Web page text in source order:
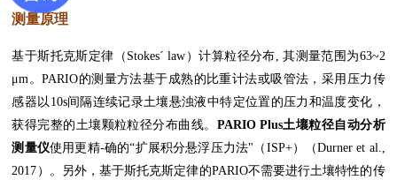
测量原理
基于斯托克斯定律（Stokes´ law）计算粒径分布, 其测量范围为63~2
μm。PARIO的测量方法基于成熟的比重计法或吸管法，采用压力传
感器以10s间隔连续记录土壤悬浊液中特定位置的压力和温度变化，
获得完整的土壤颗粒粒径分布曲线。 PARIO Plus土壤粒径自动分析
测量仪使用更精-确的“扩展积分悬浮压力法"（ISP+）（Durner et al.,
2017）。另外，基于斯托克斯定律的PARIO不需要进行土壤特性的传